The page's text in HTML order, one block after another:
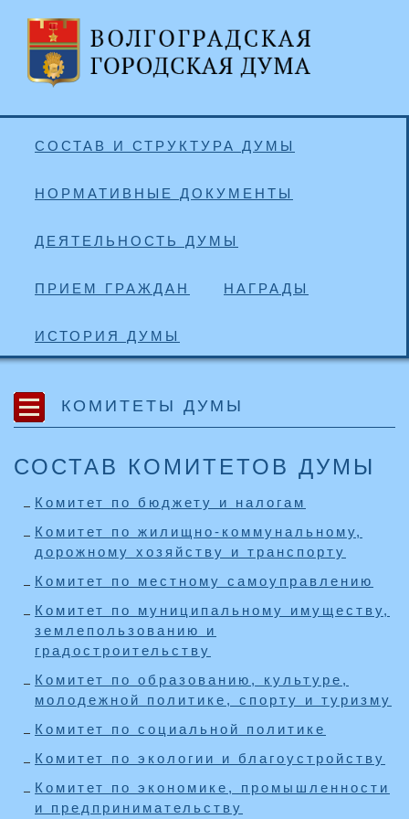
СОСТАВ И СТРУКТУРА ДУМЫ
НОРМАТИВНЫЕ ДОКУМЕНТЫ
ДЕЯТЕЛЬНОСТЬ ДУМЫ
ПРИЕМ ГРАЖДАН НАГРАДЫ
ИСТОРИЯ ДУМЫ
КОМИТЕТЫ ДУМЫ
СОСТАВ КОМИТЕТОВ ДУМЫ
Комитет по бюджету и налогам
Комитет по жилищно-коммунальному,
дорожному хозяйству и транспорту
Комитет по местному самоуправлению
Комитет по муниципальному имуществу,
землепользованию и
градостроительству
Комитет по образованию, культуре,
молодежной политике, спорту и туризму
Комитет по социальной политике
Комитет по экологии и благоустройству
Комитет по экономике, промышленности
и предпринимательству